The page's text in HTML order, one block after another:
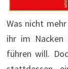
Was nicht
ihr im Nacken
führen will.